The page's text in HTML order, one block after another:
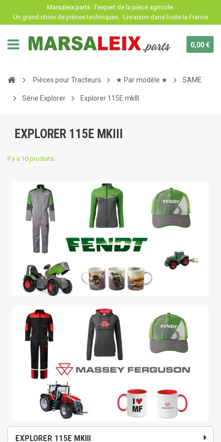
Marsaleix.parts : l'expert de la pièce agricole.
Un grand choix de pièces techniques. Livraison dans toute la France
0,00 €
Pièces pour Tracteurs ★ Par modèle ★ SAME
Série Explorer Explorer 115E mkIII
EXPLORER 115E MKIII
Il y a 10 produits.
EXPLORER 115E MKIII
Panneau de gestion des cookies